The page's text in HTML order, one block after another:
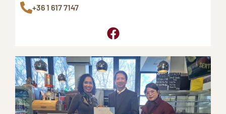
+36 1 617 7147